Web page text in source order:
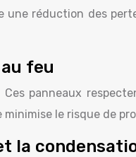
une réduction des
feu
panneaux
le risque de
la